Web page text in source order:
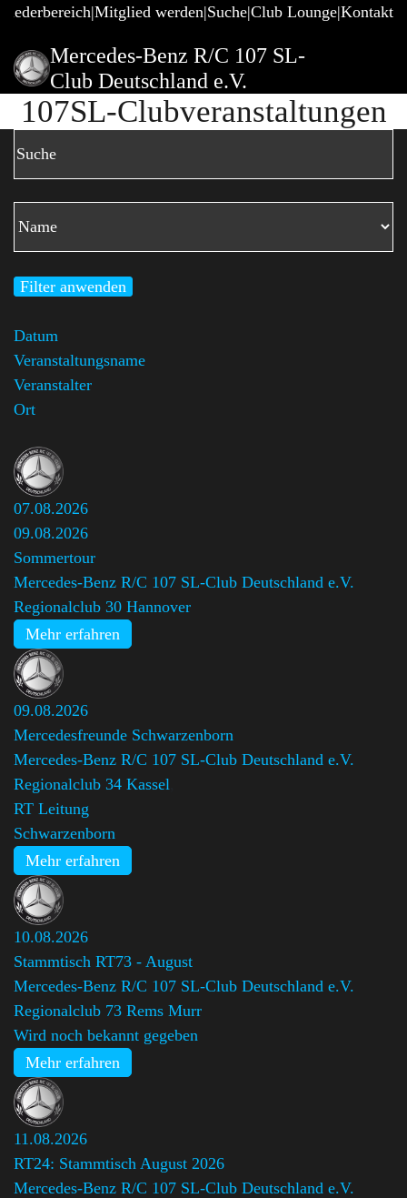
Mitglied werden Suche Club Lounge Kontakt
Mercedes-Benz R/C 107 SL-
Club Deutschland e.V.
107SL-Clubveranstaltungen
Filter anwenden
Datum
Veranstaltungsname
Veranstalter
Ort
07.08.2026
09.08.2026
Sommertour
Mercedes-Benz R/C 107 SL-Club Deutschland e.V.
Regionalclub 30 Hannover
Mehr erfahren
09.08.2026
Mercedesfreunde Schwarzenborn
Mercedes-Benz R/C 107 SL-Club Deutschland e.V.
Regionalclub 34 Kassel
RT Leitung
Schwarzenborn
Mehr erfahren
10.08.2026
Stammtisch RT73 - August
Mercedes-Benz R/C 107 SL-Club Deutschland e.V.
Regionalclub 73 Rems Murr
Wird noch bekannt gegeben
Mehr erfahren
11.08.2026
RT24: Stammtisch August 2026
Mercedes-Benz R/C 107 SL-Club Deutschland e.V.